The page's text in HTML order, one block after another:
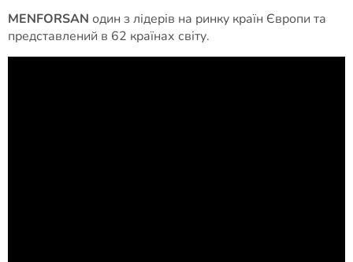
MENFORSAN один з лідерів на ринку країн Європи та
представлений в 62 країнах світу.